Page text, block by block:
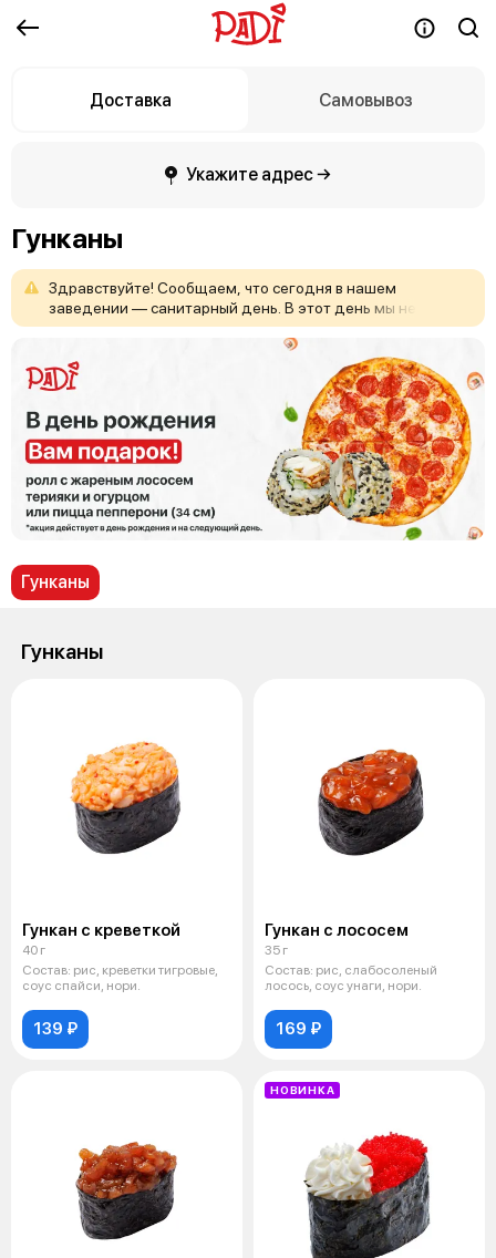
Доставка Самовывоз
Укажите адрес →
Гунканы
Здравствуйте! Сообщаем, что сегодня в нашем
заведении —санитарный день. В этот день мы не
принимаемзаказы.Приносимизвинениязанеудобства
завтрашнегодня!
команда
Гунканы
Гунканы
Гункан с креветкой
40 г
Состав: рис, креветки тигровые,
соус спайси, нори.
139 ₽
Гункан с лососем
35 г
Состав: рис, слабосоленый
лосось, соус унаги, нори.
169 ₽
НОВИНКА